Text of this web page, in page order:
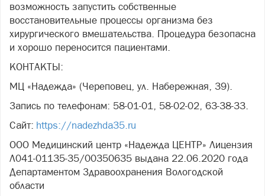
возможность запустить собственные
восстановительные процессы организма без
хирургического вмешательства. Процедура безопасна
и хорошо переносится пациентами.
КОНТАКТЫ:
МЦ «Надежда» (Череповец, ул. Набережная, 39).
Запись по телефонам: 58-01-01, 58-02-02, 63-38-33.
Сайт: https://nadezhda35.ru
ООО Медицинский центр «Надежда ЦЕНТР» Лицензия
Л041-01135-35/00350635 выдана 22.06.2020 года
Департаментом Здравоохранения Вологодской
области